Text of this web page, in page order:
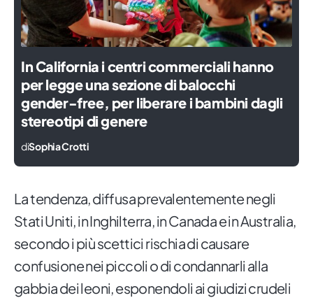
In California i centri commerciali hanno
per legge una sezione di balocchi
gender-free, per liberare i bambini dagli
stereotipi di genere
diSophia Crotti
La tendenza, diffusa prevalentemente negli
Stati Uniti, in Inghilterra, in Canada e in Australia,
secondo i più scettici rischia di causare
confusione nei piccoli o di condannarli alla
gabbia dei leoni, esponendoli ai giudizi crudeli